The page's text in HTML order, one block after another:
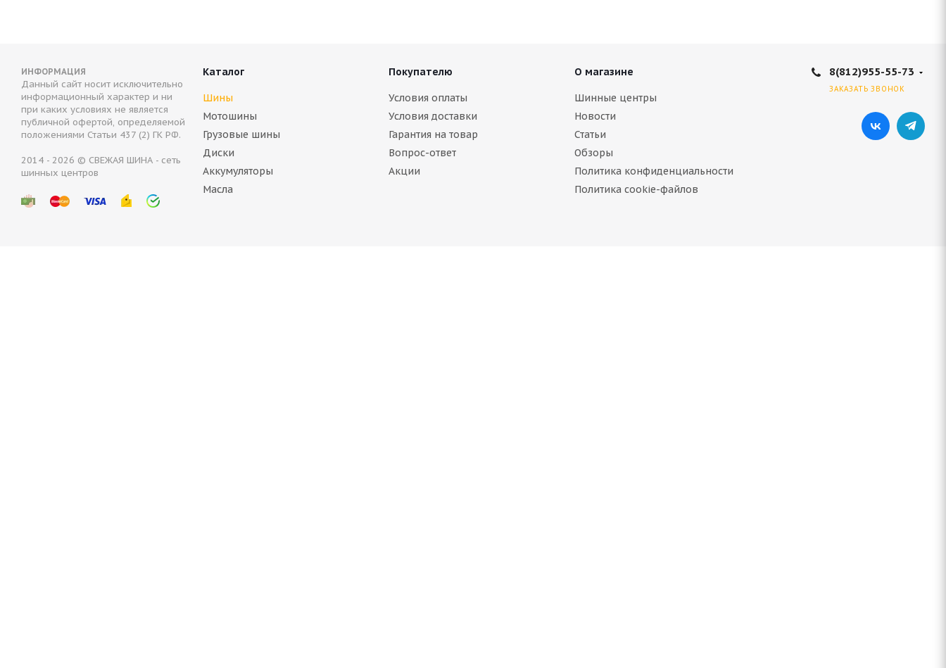
CENTARA SNOW CUTTER 235/70 R16 109T
ИНФОРМАЦИЯ
Данный сайт носит исключительно
информационный характер и ни
при каких условиях не является
публичной офертой, определяемой
положениями Статьи 437 (2) ГК РФ.
2014 - 2026 © СВЕЖАЯ ШИНА - сеть
шинных центров
Каталог
Шины
Мотошины
Грузовые шины
Диски
Аккумуляторы
Масла
Покупателю
Условия оплаты
Условия доставки
Гарантия на товар
Вопрос-ответ
Акции
О магазине
Шинные центры
Новости
Статьи
Обзоры
Политика конфиденциальности
Политика cookie-файлов
8(812)955-55-73
ЗАКАЗАТЬ ЗВОНОК